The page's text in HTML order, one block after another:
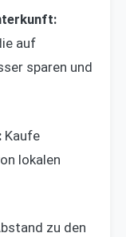
auf
sparen und
Kaufe
lokalen
zu den